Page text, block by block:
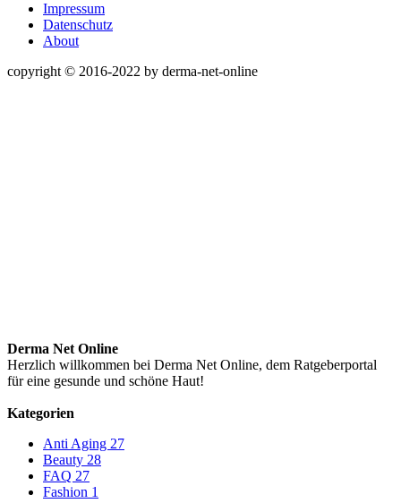
Impressum
Datenschutz
About
copyright © 2016-2022 by derma-net-online
Derma Net Online
Herzlich willkommen bei Derma Net Online, dem Ratgeberportal
für eine gesunde und schöne Haut!
Kategorien
Anti Aging 27
Beauty 28
FAQ 27
Fashion 1